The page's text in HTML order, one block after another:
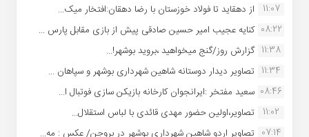
11:07
از دهقاید تا فولاد خوزستان با رضا دهقان:افتخار میک...
08:22 کنایه عجیب امیر حسین صادقی پیش از بازی مقابل پارس ...
11:38 گزارش روز/گنج میخواهید ،بروید بوشهر!...
11:34 تصاویر دیدار دوستانه شاهین شهردارى بوشهر و سپاهان ...
08:46 سعید مفتخر :ایرانجوان کارخانه بازیکن سازی فوتبال ا...
11:02
تصاویر،اولین حضور مهدی قائدی با لباس استقلال...
07:14 تصاویر اردو شاهین شهرداری بوشهر در بروجن/ عکس : مه...